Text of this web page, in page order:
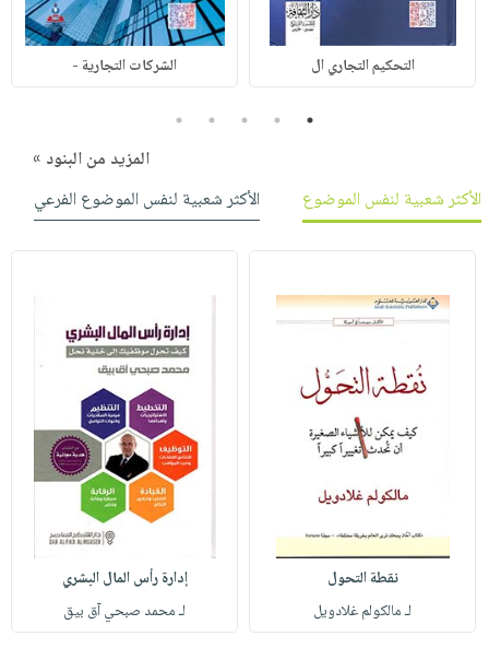
التحكيم التجاري ال الشركات التجارية -
1
2
3
4
5
المزيد من البنود »
الأكثر شعبية لنفس الموضوع
الأكثر شعبية لنفس الموضوع الفرعي
نقطة التحول
لـ مالكولم غلادويل
إدارة رأس المال البشري
لـ محمد صبحي آق بيق